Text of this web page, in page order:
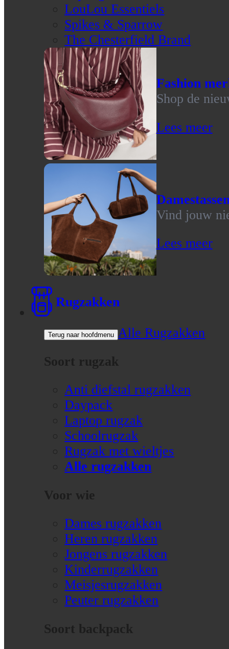
LouLou Essentiels
Spikes & Sparrow
The Chesterfield Brand
Fashion
Shop de
Lees meer
Vind jouw
Lees meer
Rugzakken
Terug naar hoofdmenu Alle Rugzakken
Soort rugzak
Anti diefstal rugzakken
Daypack
Laptop rugzak
Schoolrugzak
Rugzak met wieltjes
Alle rugzakken
Voor wie
Dames rugzakken
Heren rugzakken
Jongens rugzakken
Kinderrugzakken
Meisjesrugzakken
Peuter rugzakken
Soort backpack